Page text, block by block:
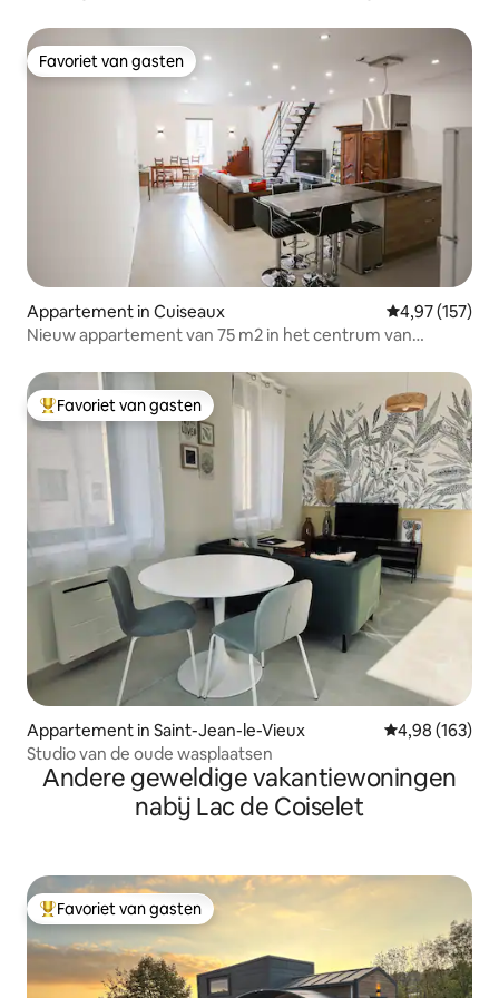
Favoriet van gasten
Favoriet van gasten
Appartement in Cuiseaux Gemiddelde
4,97 (157)
Nieuw appartement van 75 m2 in het centrum van
Topfavoriet van gasten
Favoriet van gasten
Appartement in Saint-Jean-le-Vieux Gemiddelde
4,98 (163)
Studio van de oude wasplaatsen
Andere geweldige vakantiewoningen
nabij Lac de Coiselet
Topfavoriet van gasten
Favoriet van gasten